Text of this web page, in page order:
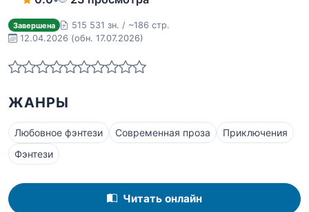
Завершена
515 531 зн. / ~186 стр.
12.04.2026 (обн. 17.07.2026)
ЖАНРЫ
Любовное фэнтези Современная проза
Приключения
Фэнтези
Читать онлайн